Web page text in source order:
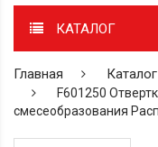
КАТАЛОГ
Главная Каталог
F601250
смесеобразования